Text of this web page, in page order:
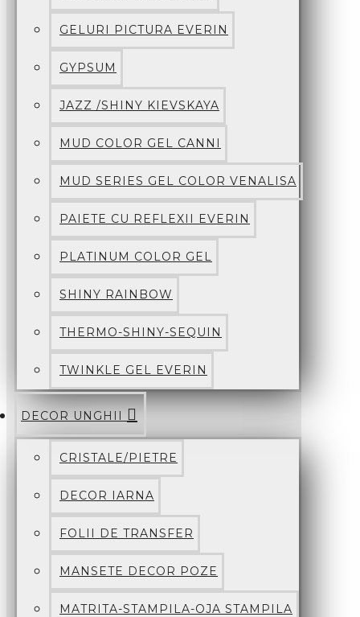
GELURI PICTURA EVERIN
GYPSUM
JAZZ /SHINY KIEVSKAYA
MUD COLOR GEL CANNI
MUD SERIES GEL COLOR VENALISA
PAIETE CU REFLEXII EVERIN
PLATINUM COLOR GEL
SHINY RAINBOW
THERMO-SHINY-SEQUIN
TWINKLE GEL EVERIN
DECOR UNGHII
CRISTALE/PIETRE
DECOR IARNA
FOLII DE TRANSFER
MANSETE DECOR POZE
MATRITA-STAMPILA-OJA STAMPILA